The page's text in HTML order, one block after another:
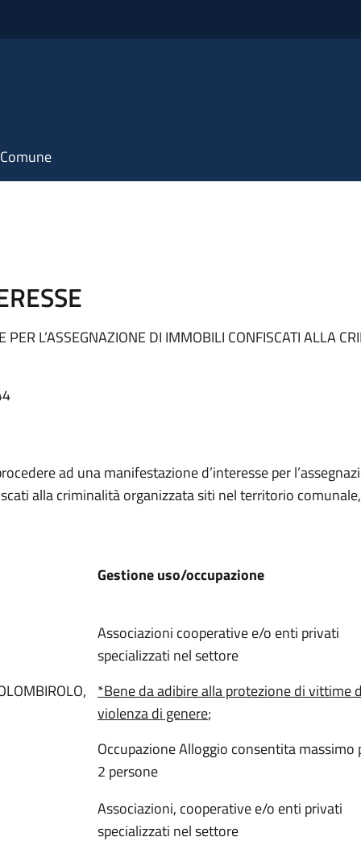
L’ASSEGNAZIONE DI IMMOBILI CONFISCATI ALLA
ad una manifestazione d’interesse per
alla criminalità organizzata siti nel territorio
Gestione uso/occupazione
Associazioni cooperative e/o enti privati
specializzati nel settore
*Bene da adibire alla protezione di vittime
violenza di genere;
Occupazione Alloggio consentita massimo
2 persone
Associazioni, cooperative e/o enti privati
specializzati nel settore